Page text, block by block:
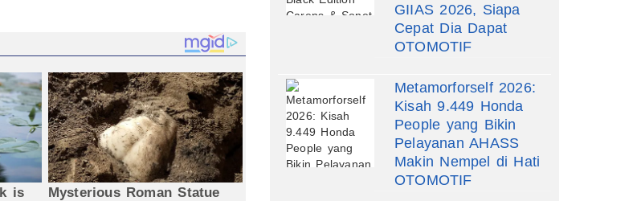
GIIAS 2026, Siapa
Cepat Dia Dapat
OTOMOTIF
Metamorforself 2026:
Kisah 9.449 Honda
People yang Bikin
Pelayanan AHASS
Makin Nempel di Hati
OTOMOTIF